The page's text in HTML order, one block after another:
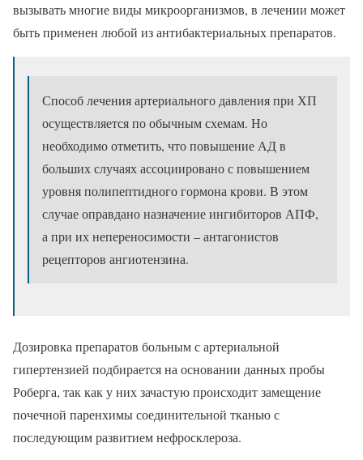
вызывать многие виды микроорганизмов, в лечении может
быть применен любой из антибактериальных препаратов.
Способ лечения артериального давления при ХП
осуществляется по обычным схемам. Но
необходимо отметить, что повышение АД в
больших случаях ассоциировано с повышением
уровня полипептидного гормона крови. В этом
случае оправдано назначение ингибиторов АПФ,
а при их непереносимости – антагонистов
рецепторов ангиотензина.
Дозировка препаратов больным с артериальной
гипертензией подбирается на основании данных пробы
Роберга, так как у них зачастую происходит замещение
почечной паренхимы соединительной тканью с
последующим развитием нефросклероза.